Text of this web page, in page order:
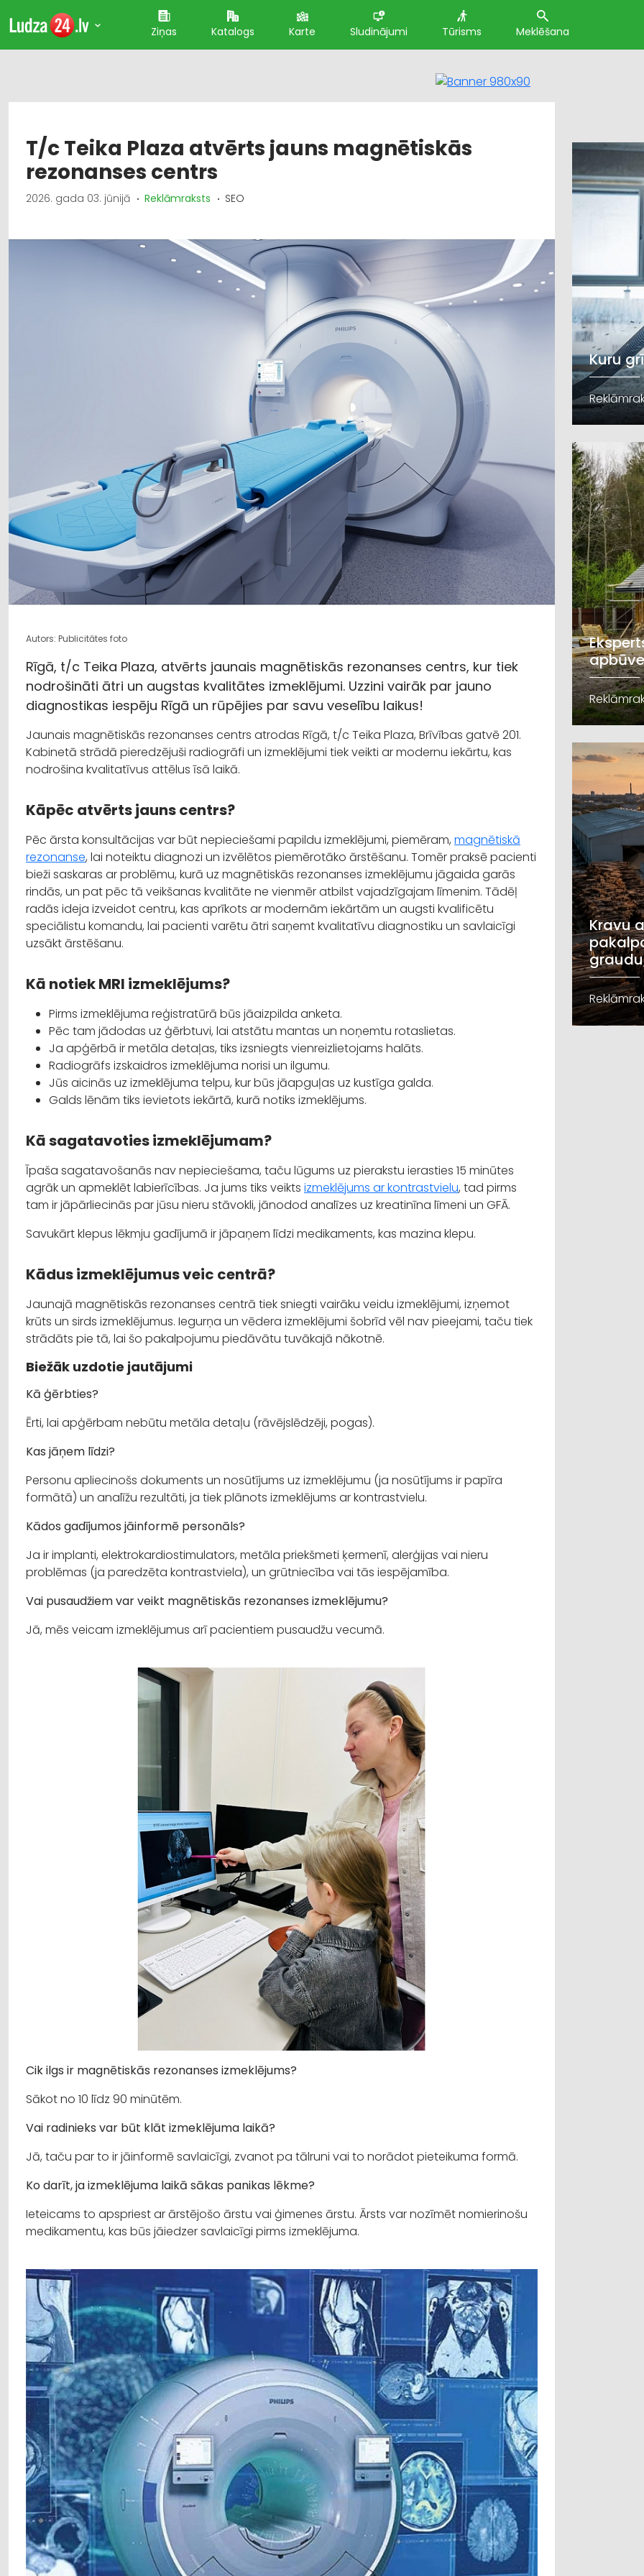
Ziņas Katalogs Karte Sludinājumi Tūrisms Meklēšana
T/c Teika Plaza atvērts jauns magnētiskās
rezonanses centrs
2026. gada 03. jūnijā Reklāmraksts SEO
Autors: Publicitātes foto
Rīgā, t/c Teika Plaza, atvērts jaunais magnētiskās rezonanses centrs, kur tiek
nodrošināti ātri un augstas kvalitātes izmeklējumi. Uzzini vairāk par jauno
diagnostikas iespēju Rīgā un rūpējies par savu veselību laikus!
Jaunais magnētiskās rezonanses centrs atrodas Rīgā, t/c Teika Plaza, Brīvības gatvē 201.
Kabinetā strādā pieredzējuši radiogrāfi un izmeklējumi tiek veikti ar modernu iekārtu, kas
nodrošina kvalitatīvus attēlus īsā laikā.
Kāpēc atvērts jauns centrs?
Pēc ārsta konsultācijas var būt nepieciešami papildu izmeklējumi, piemēram, magnētiskā
rezonanse, lai noteiktu diagnozi un izvēlētos piemērotāko ārstēšanu. Tomēr praksē pacienti
bieži saskaras ar problēmu, kurā uz magnētiskās rezonanses izmeklējumu jāgaida garās
rindās, un pat pēc tā veikšanas kvalitāte ne vienmēr atbilst vajadzīgajam līmenim. Tādēļ
radās ideja izveidot centru, kas aprīkots ar modernām iekārtām un augsti kvalificētu
speciālistu komandu, lai pacienti varētu ātri saņemt kvalitatīvu diagnostiku un savlaicīgi
uzsākt ārstēšanu.
Kā notiek MRI izmeklējums?
Pirms izmeklējuma reģistratūrā būs jāaizpilda anketa.
Pēc tam jādodas uz ģērbtuvi, lai atstātu mantas un noņemtu rotaslietas.
Ja apģērbā ir metāla detaļas, tiks izsniegts vienreizlietojams halāts.
Radiogrāfs izskaidros izmeklējuma norisi un ilgumu.
Jūs aicinās uz izmeklējuma telpu, kur būs jāapguļas uz kustīga galda.
Galds lēnām tiks ievietots iekārtā, kurā notiks izmeklējums.
Kā sagatavoties izmeklējumam?
Īpaša sagatavošanās nav nepieciešama, taču lūgums uz pierakstu ierasties 15 minūtes
agrāk un apmeklēt labierīcības. Ja jums tiks veikts izmeklējums ar kontrastvielu, tad pirms
tam ir jāpārliecinās par jūsu nieru stāvokli, jānodod analīzes uz kreatinīna līmeni un GFĀ.
Savukārt klepus lēkmju gadījumā ir jāpaņem līdzi medikaments, kas mazina klepu.
Kādus izmeklējumus veic centrā?
Jaunajā magnētiskās rezonanses centrā tiek sniegti vairāku veidu izmeklējumi, izņemot
krūts un sirds izmeklējumus. Iegurņa un vēdera izmeklējumi šobrīd vēl nav pieejami, taču tiek
strādāts pie tā, lai šo pakalpojumu piedāvātu tuvākajā nākotnē.
Biežāk uzdotie jautājumi
Kā ģērbties?
Ērti, lai apģērbam nebūtu metāla detaļu (rāvējslēdzēji, pogas).
Kas jāņem līdzi?
Personu apliecinošs dokuments un nosūtījums uz izmeklējumu (ja nosūtījums ir papīra
formātā) un analīžu rezultāti, ja tiek plānots izmeklējums ar kontrastvielu.
Kādos gadījumos jāinformē personāls?
Ja ir implanti, elektrokardiostimulators, metāla priekšmeti ķermenī, alerģijas vai nieru
problēmas (ja paredzēta kontrastviela), un grūtniecība vai tās iespējamība.
Vai pusaudžiem var veikt magnētiskās rezonanses izmeklējumu?
Jā, mēs veicam izmeklējumus arī pacientiem pusaudžu vecumā.
Cik ilgs ir magnētiskās rezonanses izmeklējums?
Sākot no 10 līdz 90 minūtēm.
Vai radinieks var būt klāt izmeklējuma laikā?
Jā, taču par to ir jāinformē savlaicīgi, zvanot pa tālruni vai to norādot pieteikuma formā.
Ko darīt, ja izmeklējuma laikā sākas panikas lēkme?
Ieteicams to apspriest ar ārstējošo ārstu vai ģimenes ārstu. Ārsts var nozīmēt nomierinošu
medikamentu, kas būs jāiedzer savlaicīgi pirms izmeklējuma.
Kuru
Kravu